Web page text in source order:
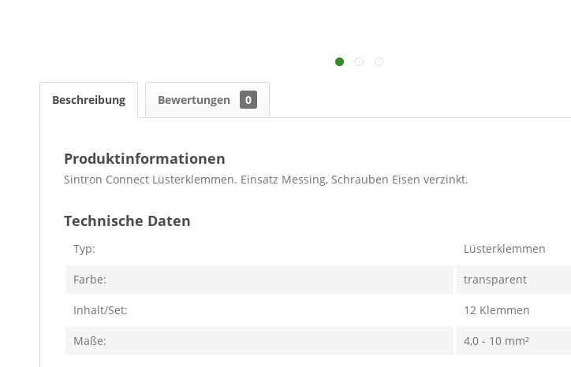
Beschreibung Bewertungen 0
Produktinformationen
Sintron Connect Lüsterklemmen. Einsatz Messing, Schrauben Eisen verzinkt.
Technische Daten
Typ: Lüsterklemmen
Farbe: transparent
Inhalt/Set: 12 Klemmen
Maße: 4,0 - 10 mm²